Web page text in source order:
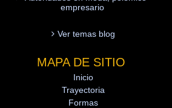
empresario
Ver temas blog
MAPA DE SITIO
Inicio
Trayectoria
Formas